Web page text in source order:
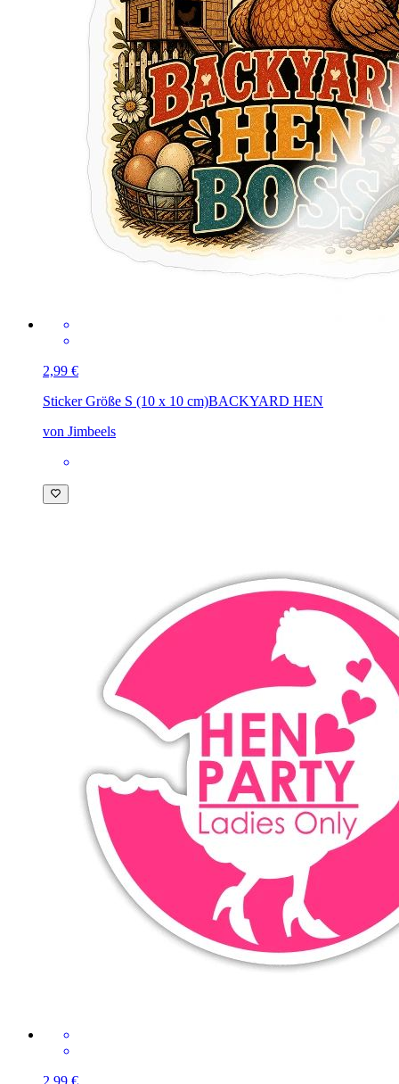
2,99 €
Sticker Größe S (10 x 10 cm)BACKYARD HEN
von Jimbeels